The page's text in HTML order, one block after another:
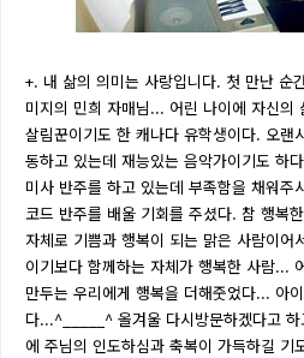
+. 내 삶의 의미는 사랑입니다. 첫 만난 순
미지의 민희 자매님... 어린 나이에 자신의
살림꾼이기도 한 캐나다 유학생이다. 오랜
동하고 있는데 재능있는 음악가이기도 하
미사 반주를 하고 있는데 부족함을 채워주
코드 반주를 배울 기회를 주셨다. 참 행복
자체로 기쁨과 행복이 되는 맑은 사람이
이기보다 함께하는 자체가 행복한 사람...
만두는 우리에게 행복을 더해줏었다... 아
다...^_____^ 올겨울 다시방문하겠다고
에 주님의 인도하심과 축복이 가득하길 기